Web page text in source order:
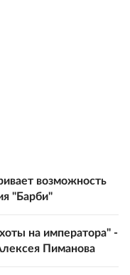
возможность
"Барби"
на императора" -
Пиманова